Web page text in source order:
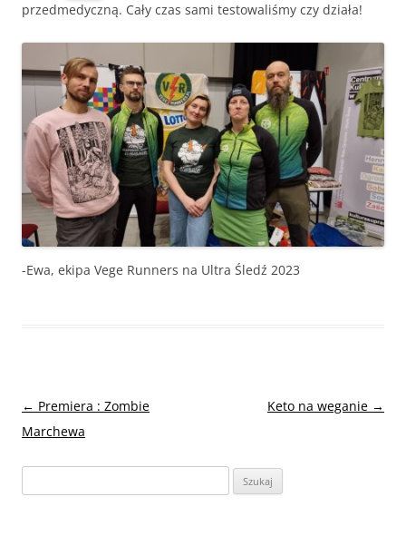
przedmedyczną. Cały czas sami testowaliśmy czy działa!
-Ewa, ekipa Vege Runners na Ultra Śledź 2023
Nawigacja
wpisu
← Premiera : Zombie
Marchewa
Keto na weganie →